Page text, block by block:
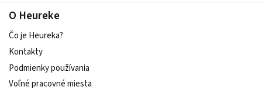
O Heureke
Čo je Heureka?
Kontakty
Podmienky používania
Voľné pracovné miesta